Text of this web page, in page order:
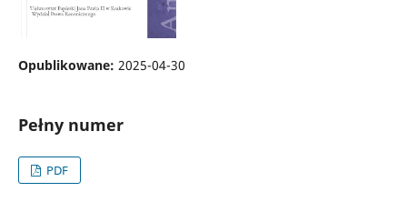
Opublikowane: 2025-04-30
Pełny numer
PDF